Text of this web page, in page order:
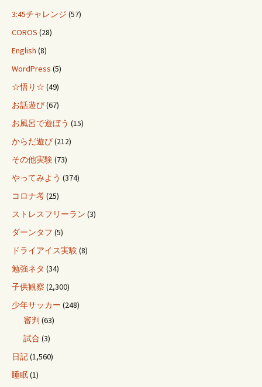
3:45チャレンジ (57)
COROS (28)
English (8)
WordPress (5)
☆悟り☆ (49)
お話遊び(67)
お風呂で遊ぼう (15)
からだ遊び(212)
その他実験(73)
やってみよう (374)
コロナ考(25)
ストレスフリーラン (3)
ダーンタフ (5)
ドライアイス実験(8)
勉強ネタ (34)
子供観察 (2,300)
少年サッカー (248)
審判 (63)
試合 (3)
日記(1,560)
睡眠(1)